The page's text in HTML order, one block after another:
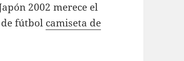
2002 merece el
fútbol camiseta de